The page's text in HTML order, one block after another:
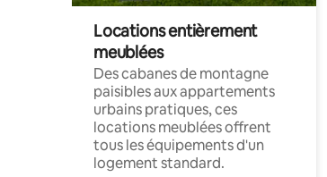
Locations entièrement
meublées
Des cabanes de montagne
paisibles aux appartements
urbains pratiques, ces
locations meublées offrent
tous les équipements d'un
logement standard.